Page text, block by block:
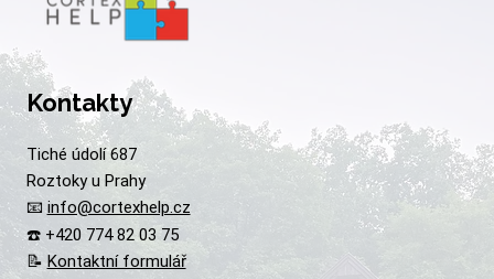
Kontakty
Tiché údolí 687
Roztoky u Prahy
📧 info@cortexhelp.cz
☎️ +420 774 82 03 75
📝 Kontaktní formulář